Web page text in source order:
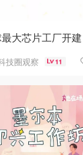
大芯片工厂开建
技圈观察 11